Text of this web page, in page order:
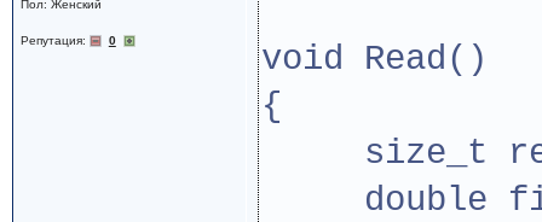
Пол: Женский
Репутация: 0
void Read()
{
size_t
double